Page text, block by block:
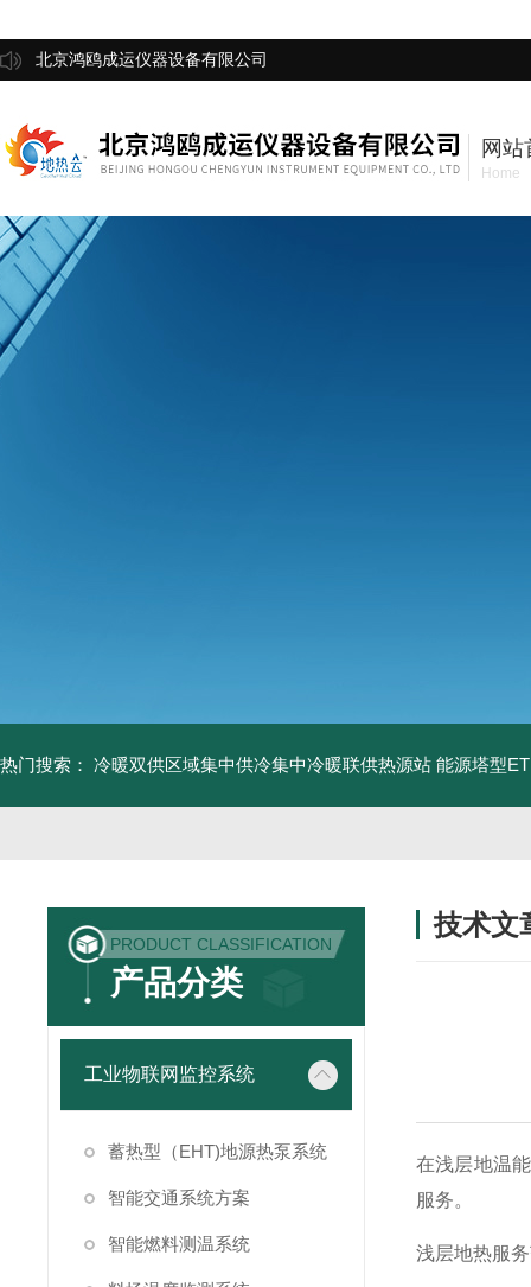
北京鸿鸥成运仪器设备有限公司
网站
Home
热门搜索： 冷暖双供区域集中供冷集中冷暖联供热源站 能源塔型
PRODUCT CLASSIFICATION
产品分类
工业物联网监控系统
蓄热型（EHT)地源热泵系统
智能交通系统方案
智能燃料测温系统
技术文
在浅层地温
服务。
浅层地热服